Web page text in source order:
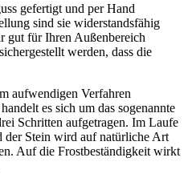
gefertigt und per Hand
sind sie widerstandsfähig
gut für Ihren Außenbereich
werden, dass die
aufwendigen Verfahren
es sich um das sogenannte
Schritten aufgetragen. Im Laufe
der Stein wird auf natürliche Art
Auf die Frostbeständigkeit wirkt